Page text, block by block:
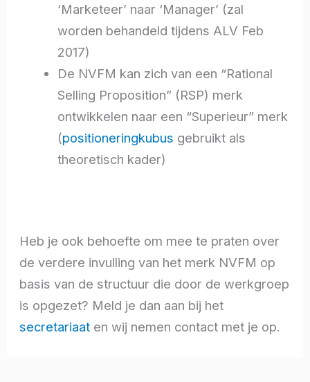
‘Marketeer’ naar ‘Manager’ (zal
worden behandeld tijdens ALV Feb
2017)
De NVFM kan zich van een “Rational
Selling Proposition” (RSP) merk
ontwikkelen naar een “Superieur” merk
(positioneringkubus gebruikt als
theoretisch kader)
Heb je ook behoefte om mee te praten over
de verdere invulling van het merk NVFM op
basis van de structuur die door de werkgroep
is opgezet? Meld je dan aan bij het
secretariaat en wij nemen contact met je op.